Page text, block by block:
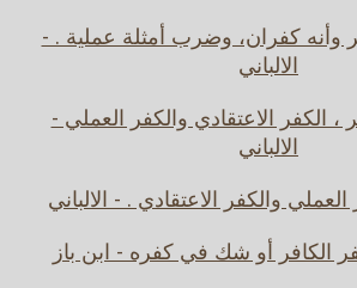
وأنه كفران، وضرب أمثلة عملية . -
الالباني
، الكفر الاعتقادي والكفر العملي -
الالباني
والكفر الاعتقادي . - الالباني
الكافر أو شك في كفره - ابن باز